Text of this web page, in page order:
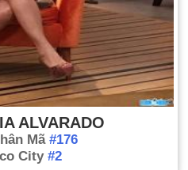
ALVARADO
Mã #176
City #2